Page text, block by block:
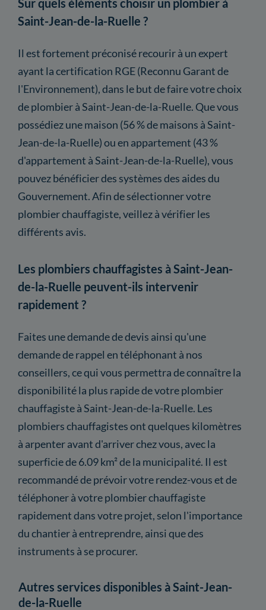
Saint-Jean-de-la-Ruelle ?
Il est fortement préconisé recourir à un expert
ayant la certification RGE (Reconnu Garant de
l'Environnement), dans le but de faire votre choix
de plombier à Saint-Jean-de-la-Ruelle. Que vous
possédiez une maison (56 % de maisons à Saint-
Jean-de-la-Ruelle) ou en appartement (43 %
d'appartement à Saint-Jean-de-la-Ruelle), vous
pouvez bénéficier des systèmes des aides du
Gouvernement. Afin de sélectionner votre
plombier chauffagiste, veillez à vérifier les
différents avis.
Les plombiers chauffagistes à Saint-Jean-
de-la-Ruelle peuvent-ils intervenir
rapidement ?
Faites une demande de devis ainsi qu'une
demande de rappel en téléphonant à nos
conseillers, ce qui vous permettra de connaître la
disponibilité la plus rapide de votre plombier
chauffagiste à Saint-Jean-de-la-Ruelle. Les
plombiers chauffagistes ont quelques kilomètres
à arpenter avant d'arriver chez vous, avec la
superficie de 6.09 km² de la municipalité. Il est
recommandé de prévoir votre rendez-vous et de
téléphoner à votre plombier chauffagiste
rapidement dans votre projet, selon l'importance
du chantier à entreprendre, ainsi que des
instruments à se procurer.
Autres services disponibles à Saint-Jean-
de-la-Ruelle